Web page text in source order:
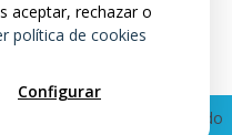
reservados.
Desarrollado
aceptar, rechazar o
política de cookies
Configurar